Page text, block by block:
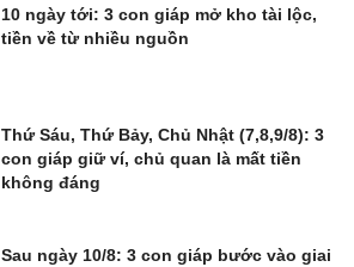
10 ngày tới: 3 con giáp mở kho tài lộc,
tiền về từ nhiều nguồn
Thứ Sáu, Thứ Bảy, Chủ Nhật (7,8,9/8): 3
con giáp giữ ví, chủ quan là mất tiền
không đáng
Sau ngày 10/8: 3 con giáp bước vào giai